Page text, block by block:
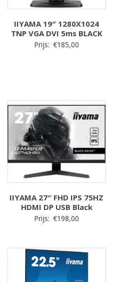
IIYAMA 19″ 1280X1024
TNP VGA DVI 5ms BLACK
Prijs: €185,00
IIYAMA 27″ FHD IPS 75HZ
HDMI DP USB Black
Prijs: €198,00